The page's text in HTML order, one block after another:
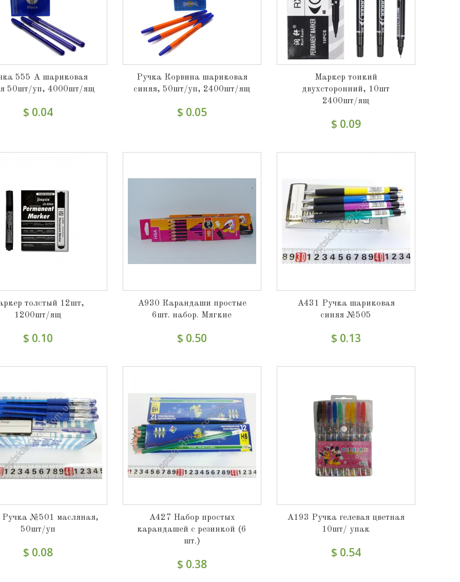
555 А шариковая
50шт/уп, 4000шт/ящ
$ 0.04
Ручка Корвина шариковая
синяя, 50шт/уп, 2400шт/ящ
$ 0.05
Маркер тонкий
двухсторонний, 10шт
2400шт/ящ
$ 0.09
толстый 12шт,
1200шт/ящ
$ 0.10
А930 Карандаши простые
6шт. набор. Мягкие
$ 0.50
A431 Ручка шариковая
синяя №505
$ 0.13
Ручка №501 масляная,
50шт/уп
$ 0.08
A427 Набор простых
карандашей с резинкой (6
шт.)
$ 0.38
A193 Ручка гелевая цветная
10шт/ упак
$ 0.54